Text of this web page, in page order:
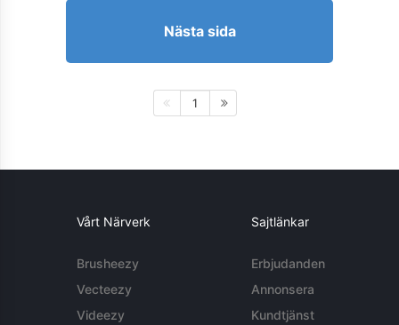
Nästa sida
1
Vårt Närverk
Brusheezy
Vecteezy
Videezy
Sajtlänkar
Erbjudanden
Annonsera
Kundtjänst